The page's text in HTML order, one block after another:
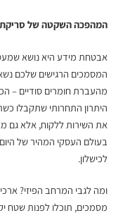
המהפכה השקטה של
אבטחת מידע היא נושא
המסמכים הרגישים שלכם
מהעברת חומרים סודיים –
היתרון התחרותי שתקבלו
את השירות ללקוח, אלא גם
בעולם העסקי המהיר של
לכישלון.
ומה לגבי המרחב הפיזי?
מסמכים, תוכלו לפנות שטח